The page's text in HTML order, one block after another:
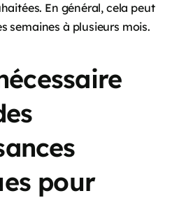
En général, cela peut
semaines à plusieurs mois.
pour